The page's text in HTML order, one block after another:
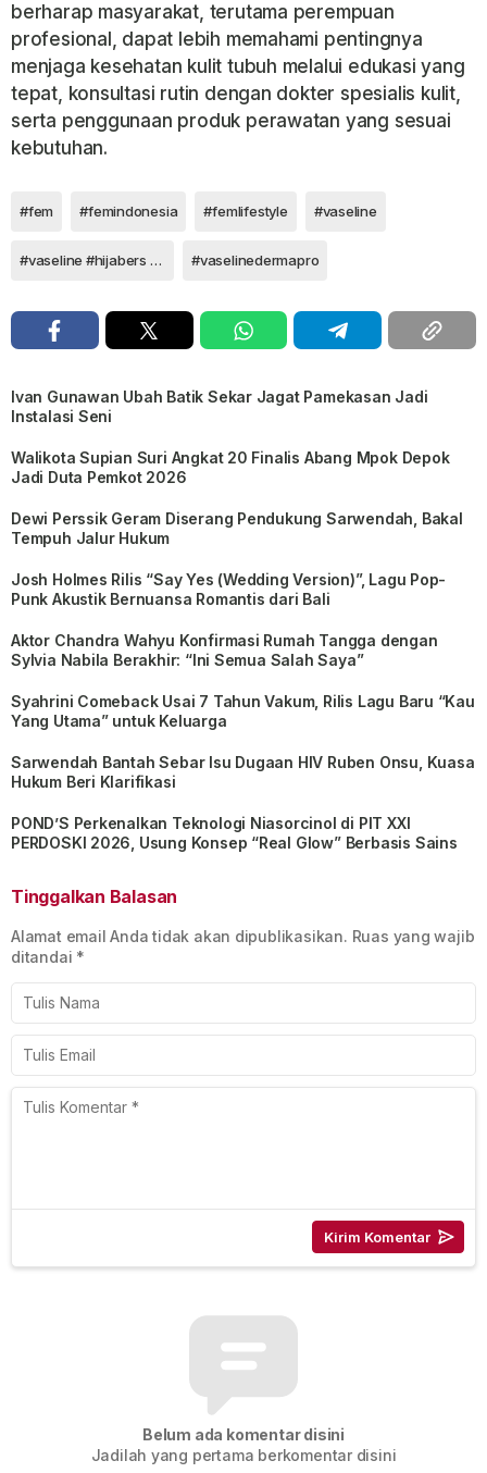
berharap masyarakat, terutama perempuan
profesional, dapat lebih memahami pentingnya
menjaga kesehatan kulit tubuh melalui edukasi yang
tepat, konsultasi rutin dengan dokter spesialis kulit,
serta penggunaan produk perawatan yang sesuai
kebutuhan.
#fem #femindonesia #femlifestyle #vaseline
#vaseline #hijabers #bebasgerah #vaselinedermapro
Ivan Gunawan Ubah Batik Sekar Jagat Pamekasan Jadi
Instalasi Seni
Walikota Supian Suri Angkat 20 Finalis Abang Mpok Depok
Jadi Duta Pemkot 2026
Dewi Perssik Geram Diserang Pendukung Sarwendah, Bakal
Tempuh Jalur Hukum
Josh Holmes Rilis “Say Yes (Wedding Version)”, Lagu Pop-
Punk Akustik Bernuansa Romantis dari Bali
Aktor Chandra Wahyu Konfirmasi Rumah Tangga dengan
Sylvia Nabila Berakhir: “Ini Semua Salah Saya”
Syahrini Comeback Usai 7 Tahun Vakum, Rilis Lagu Baru “Kau
Yang Utama” untuk Keluarga
Sarwendah Bantah Sebar Isu Dugaan HIV Ruben Onsu, Kuasa
Hukum Beri Klarifikasi
POND’S Perkenalkan Teknologi Niasorcinol di PIT XXI
PERDOSKI 2026, Usung Konsep “Real Glow” Berbasis Sains
Tinggalkan Balasan
Alamat email Anda tidak akan dipublikasikan. Ruas yang wajib
ditandai *
Belum ada komentar disini
Jadilah yang pertama berkomentar disini